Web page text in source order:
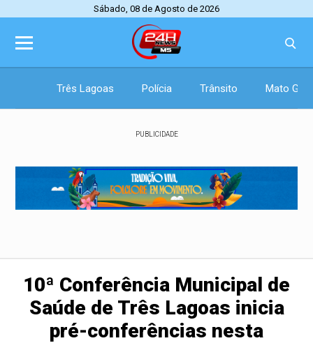
Sábado, 08 de Agosto de 2026
Três Lagoas Polícia Trânsito Mato
PUBLICIDADE
10ª Conferência Municipal de
Saúde de Três Lagoas inicia
pré-conferências nesta